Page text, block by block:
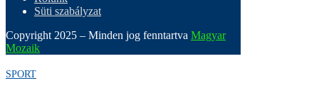
Süti szabályzat
Copyright 2025 – Minden jog fenntartva Magyar
Mozaik
SPORT